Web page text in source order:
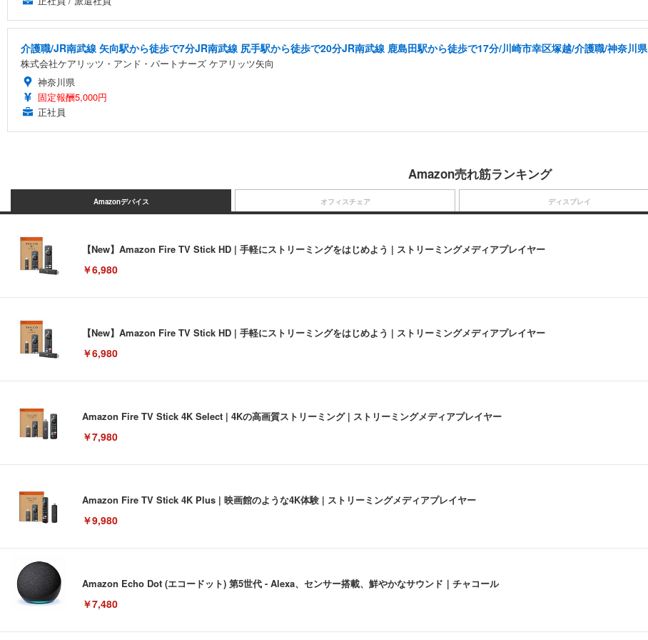
介護職/JR南武線 矢向駅から徒歩で7分JR南武線 尻手駅から徒歩で20分JR南武線 鹿島田駅から徒歩で17分/川崎市幸区塚越/介護職/神奈川県
株式会社ケアリッツ・アンド・パートナーズ ケアリッツ矢向
神奈川県
固定報酬5,000円
正社員
Amazon売れ筋ランキング
Amazonデバイス
【New】Amazon Fire TV Stick HD | 手軽にストリーミングをはじめよう | ストリーミングメディアプレイヤー
￥6,980
【New】Amazon Fire TV Stick HD | 手軽にストリーミングをはじめよう | ストリーミングメディアプレイヤー
￥6,980
Amazon Fire TV Stick 4K Select | 4Kの高画質ストリーミング | ストリーミングメディアプレイヤー
￥7,980
Amazon Fire TV Stick 4K Plus | 映画館のような4K体験 | ストリーミングメディアプレイヤー
￥9,980
Amazon Echo Dot (エコードット) 第5世代 - Alexa、センサー搭載、鮮やかなサウンド｜チャコール
￥7,480
オフィスチェア ディスプレイ